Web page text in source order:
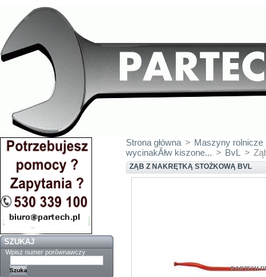
SZUKAJ
Wpisz numer porównawczy
Strona główna > Maszyny rolnicze
wycinakĂłw kiszone... > BvL >
ZĄB Z NAKRĘTKĄ STOŻKOWĄ BVL